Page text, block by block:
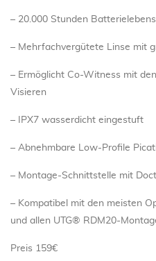
– 20.000 Stunden
– Mehrfachvergütete Linse mit
– Ermöglicht Co-Witness mit
Visieren
– IPX7 wasserdicht eingestuft
– Abnehmbare Low-Profile
– Montage-Schnittstelle mit
– Kompatibel mit den meisten
und allen UTG® RDM20-
Preis 159€